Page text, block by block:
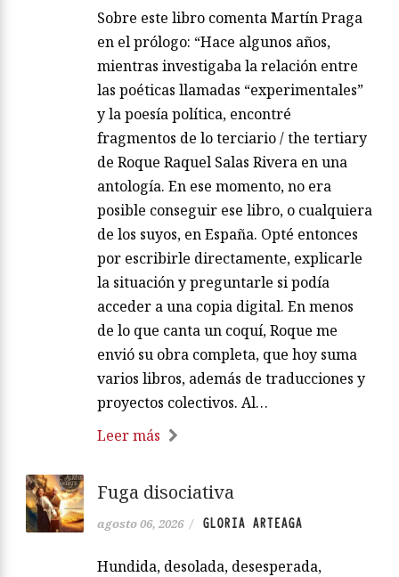
Sobre este libro comenta Martín Praga
en el prólogo: “Hace algunos años,
mientras investigaba la relación entre
las poéticas llamadas “experimentales”
y la poesía política, encontré
fragmentos de lo terciario / the tertiary
de Roque Raquel Salas Rivera en una
antología. En ese momento, no era
posible conseguir ese libro, o cualquiera
de los suyos, en España. Opté entonces
por escribirle directamente, explicarle
la situación y preguntarle si podía
acceder a una copia digital. En menos
de lo que canta un coquí, Roque me
envió su obra completa, que hoy suma
varios libros, además de traducciones y
proyectos colectivos. Al…
Leer más
Fuga disociativa
agosto 06, 2026 / GLORIA ARTEAGA
Hundida, desolada, desesperada,